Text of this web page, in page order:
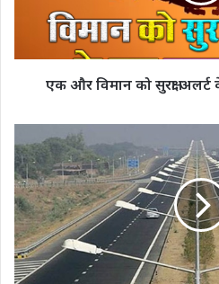
वापस
एक और विमान को सुरक्षा अलर्ट
करोड़
रुपये
की
लागत
से
उज्जैन-
मक्सी